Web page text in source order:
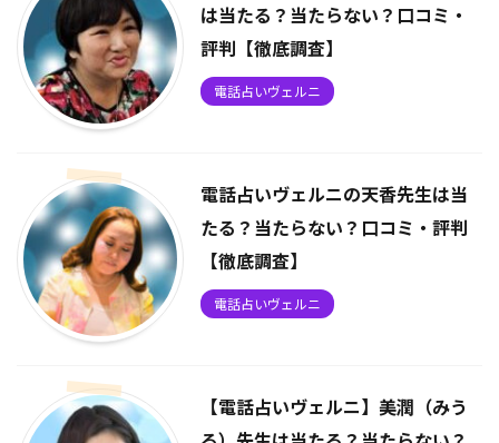
は当たる？当たらない？口コミ・
評判【徹底調査】
電話占いヴェルニ
電話占いヴェルニの天香先生は当
たる？当たらない？口コミ・評判
【徹底調査】
電話占いヴェルニ
【電話占いヴェルニ】美潤（みう